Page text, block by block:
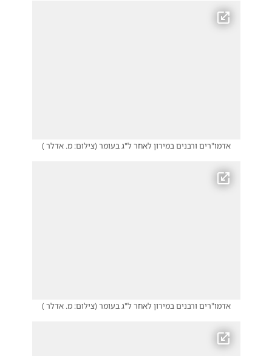
אדמו"רים ורבנים במירון לאחר ל"ג בעומר(צילום: מ. אדלר )
אדמו"רים ורבנים במירון לאחר ל"ג בעומר(צילום: מ. אדלר )